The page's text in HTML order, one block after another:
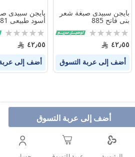
أضف إلى عربة التسوق
بايجن سبيدى صبغة شعر
بنى فاتح 885
Rating:
0%
٤٢٫٥٥
أضف إلى عربة التسوق
بايجن سبيدى
أسود طبيعى 881
Rating:
0%
٤٢٫٥٥
أضف إلى